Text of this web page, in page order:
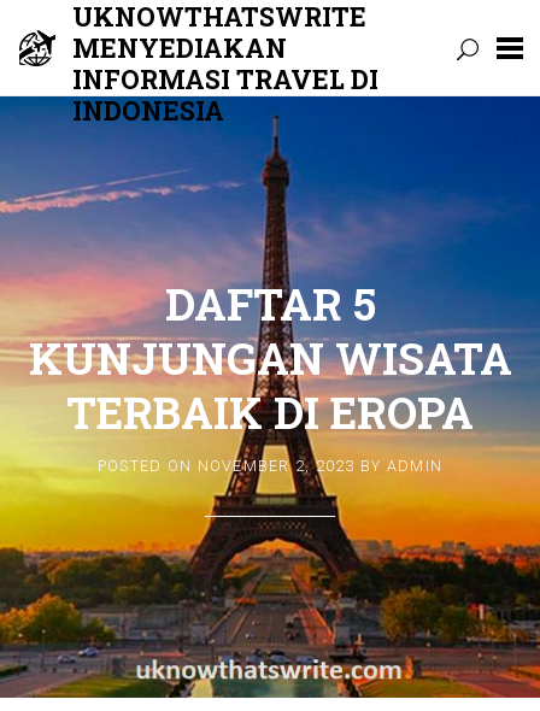
Skip
UKNOWTHATSWRITE
MENYEDIAKAN
INFORMASI TRAVEL DI
INDONESIA
DAFTAR 5
KUNJUNGAN WISATA
TERBAIK DI EROPA
POSTED ON NOVEMBER 2, 2023 BY ADMIN